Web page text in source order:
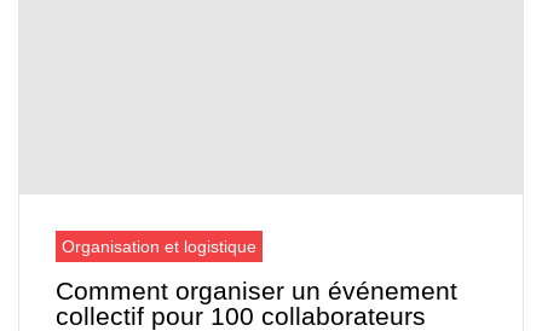
Organisation et logistique
Comment organiser un événement
collectif pour 100 collaborateurs